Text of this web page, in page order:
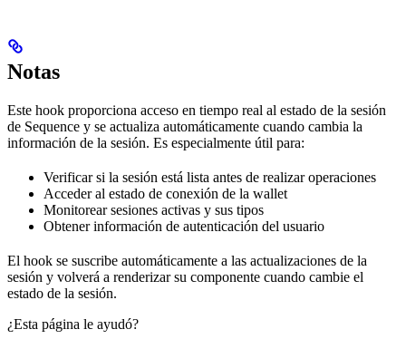
Notas
Este hook proporciona acceso en tiempo real al estado de la sesión
de Sequence y se actualiza automáticamente cuando cambia la
información de la sesión. Es especialmente útil para:
Verificar si la sesión está lista antes de realizar operaciones
Acceder al estado de conexión de la wallet
Monitorear sesiones activas y sus tipos
Obtener información de autenticación del usuario
El hook se suscribe automáticamente a las actualizaciones de la
sesión y volverá a renderizar su componente cuando cambie el
estado de la sesión.
¿Esta página le ayudó?